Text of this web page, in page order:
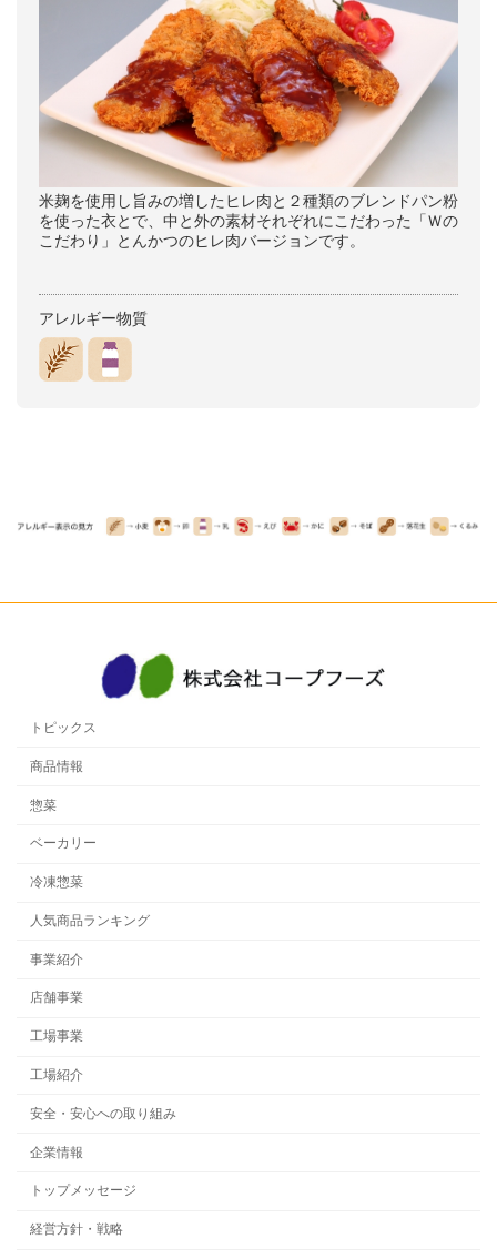
米麹を使用し旨みの増したヒレ肉と２種類のブレンドパン粉
を使った衣とで、中と外の素材それぞれにこだわった「Ｗの
こだわり」とんかつのヒレ肉バージョンです。
アレルギー物質
トピックス
商品情報
惣菜
ベーカリー
冷凍惣菜
人気商品ランキング
事業紹介
店舗事業
工場事業
工場紹介
安全・安心への取り組み
企業情報
トップメッセージ
経営方針・戦略